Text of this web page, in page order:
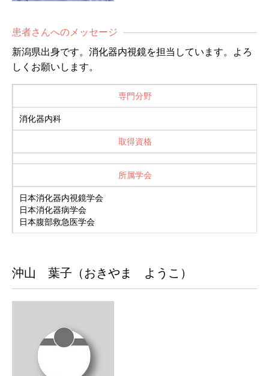
患者さんへのメッセージ
新潟県出身です。消化器内視鏡を担当しています。よろ
しくお願いします。
専門分野
消化器内科
取得資格
所属学会
日本消化器内視鏡学会
日本消化器病学会
日本腹部救急医学会
沖山 葉子（おきやま ようこ）